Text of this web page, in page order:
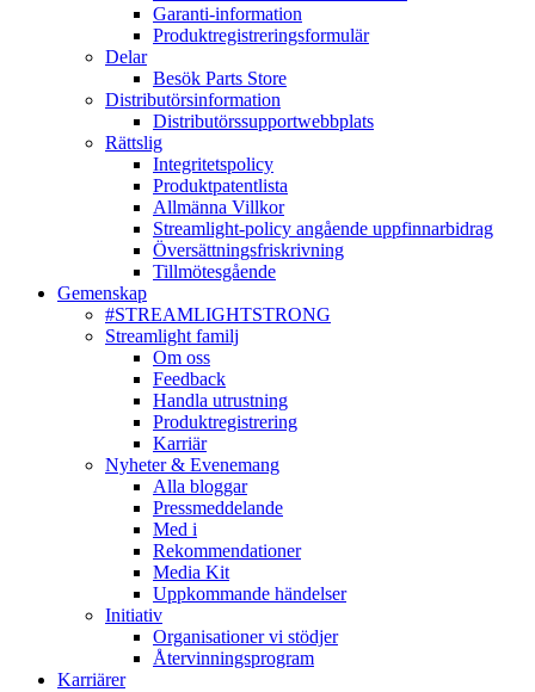
Garanti-information
Produktregistreringsformulär
Delar
Besök Parts Store
Distributörsinformation
Distributörssupportwebbplats
Rättslig
Integritetspolicy
Produktpatentlista
Allmänna Villkor
Streamlight-policy angående uppfinnarbidrag
Översättningsfriskrivning
Tillmötesgående
Gemenskap
#STREAMLIGHTSTRONG
Streamlight familj
Om oss
Feedback
Handla utrustning
Produktregistrering
Karriär
Nyheter & Evenemang
Alla bloggar
Pressmeddelande
Med i
Rekommendationer
Media Kit
Uppkommande händelser
Initiativ
Organisationer vi stödjer
Återvinningsprogram
Karriärer